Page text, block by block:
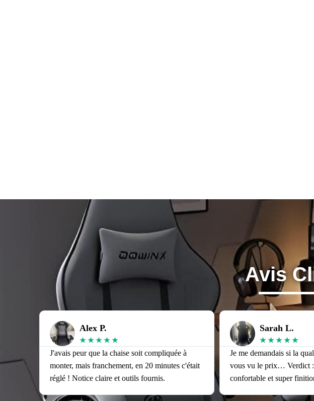
Avis
Alex P.
★★★★★
J'avais peur que la chaise soit compliquée à
monter, mais franchement, en 20 minutes c'était
réglé ! Notice claire et outils fournis.
Sarah L.
★★★★★
Je me demandais si la
vous vu le prix… Verdict :
confortable et super